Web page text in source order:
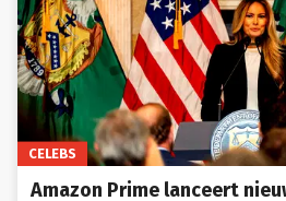
CELEBS
Amazon Prime lanceert